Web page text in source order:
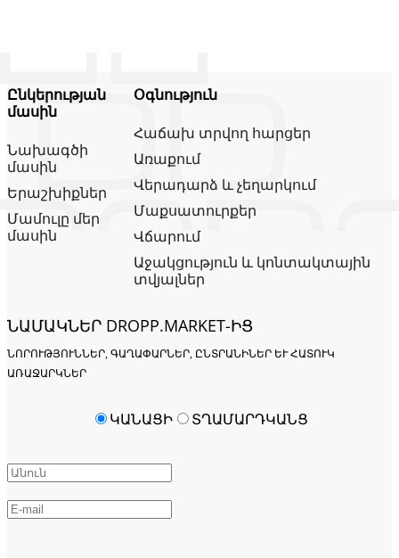
Ընկերության
մասին
Նախագծի
մասին
Երաշխիքներ
Մամուլը մեր
մասին
Օգնություն
Հաճախ տրվող հարցեր
Առաքում
Վերադարձ և չեղարկում
Մաքսատուրքեր
Վճարում
Աջակցություն և կոնտակտային
տվյալներ
ՆԱՄԱԿՆԵՐ DROPP.MARKET-ԻՑ
ՆՈՐՈՒԹՅՈՒՆՆԵՐ, ԳԱՂԱՓԱՐՆԵՐ, ԸՆՏՐԱՆԻՆԵՐ ԵՒ ՀԱՏՈՒԿ Ա
ՌԱՋԱՐԿՆԵՐ
ԿԱՆԱՑԻ ՏՂԱՄԱՐԴԿԱՆՑ